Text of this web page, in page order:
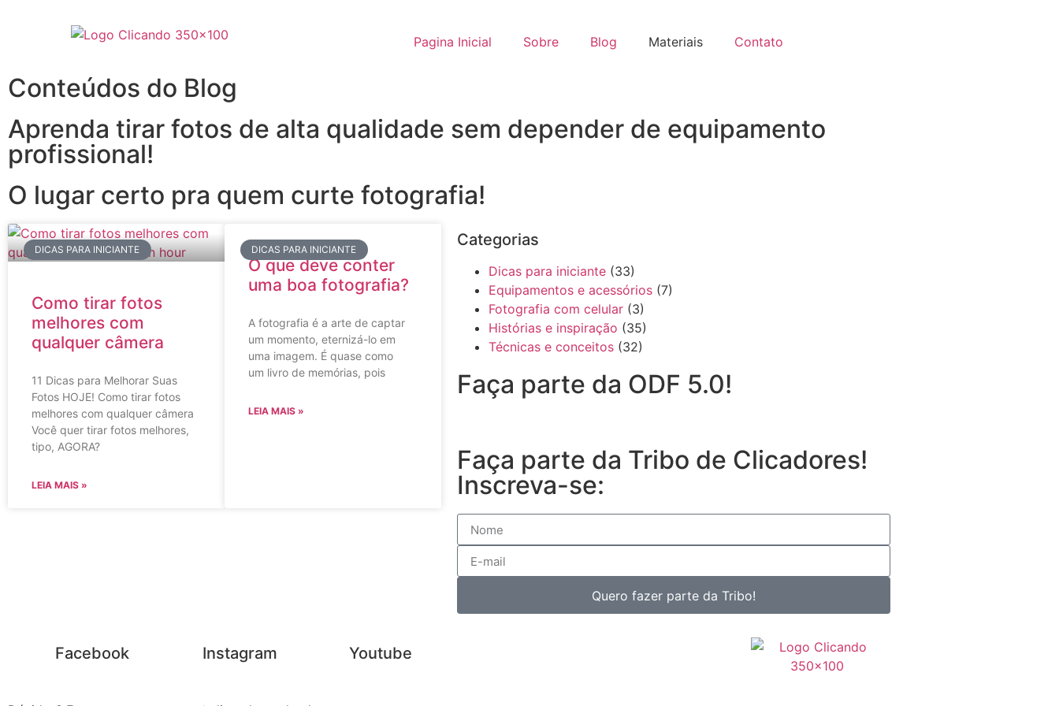
Pagina Inicial Sobre Blog Materiais Contato
Conteúdos do Blog
Aprenda tirar fotos de alta qualidade sem depender de equipamento
profissional!
O lugar certo pra quem curte fotografia!
DICAS PARA INICIANTE
Como tirar fotos
melhores com
qualquer câmera
11 Dicas para Melhorar Suas
Fotos HOJE! Como tirar fotos
melhores com qualquer câmera
Você quer tirar fotos melhores,
tipo, AGORA?
LEIA MAIS »
DICAS PARA INICIANTE
O que deve conter
uma boa fotografia?
A fotografia é a arte de captar
um momento, eternizá-lo em
uma imagem. É quase como
um livro de memórias, pois
LEIA MAIS »
Categorias
Dicas para iniciante (33)
Equipamentos e acessórios (7)
Fotografia com celular (3)
Histórias e inspiração (35)
Técnicas e conceitos (32)
Faça parte da ODF 5.0!
Faça parte da Tribo de Clicadores!
Inscreva-se:
Quero fazer parte da Tribo!
Facebook Instagram Youtube